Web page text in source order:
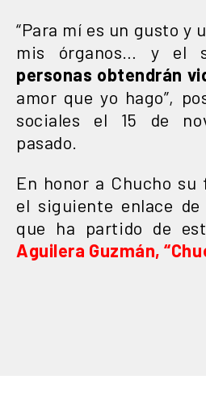
“Para mí es un gusto y
mis órganos… y el
personas obtendrán
amor que yo hago”,
sociales el 15 de
pasado.
En honor a Chucho
el siguiente enlace
que ha partido de
Aguilera Guzmán,